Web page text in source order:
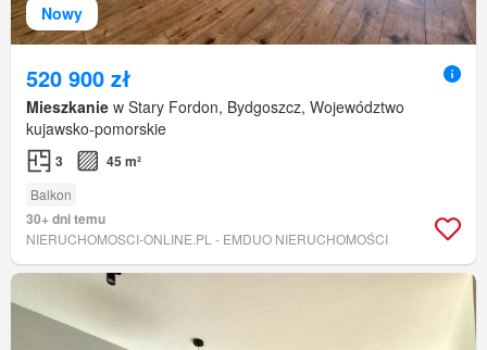
Nowy
520 900 zł
Mieszkanie w Stary Fordon, Bydgoszcz, Województwo
kujawsko-pomorskie
3 45 m²
Balkon
30+ dni temu
NIERUCHOMOSCI-ONLINE.PL - EMDUO NIERUCHOMOŚCI